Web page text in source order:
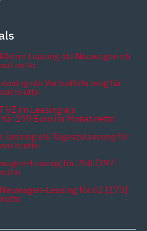
im Leasing als Neuwagen ab
netto
als Vorlauffahrzeug für
brutto
VZ im Leasing als
199 Euro im Monat netto
Leasing als Tageszulassung für
brutto
Leasing für 258 [397]
Leasing für 62 [173]